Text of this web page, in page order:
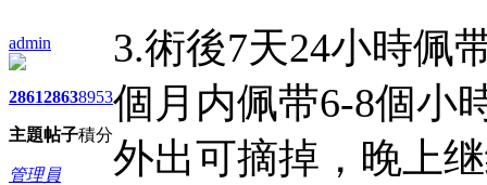
admin
2861
主題
2863
帖子
8953
積分
管理員
3.術後7天24小時佩
個月内佩带6-8個小
外出可摘掉，晚上